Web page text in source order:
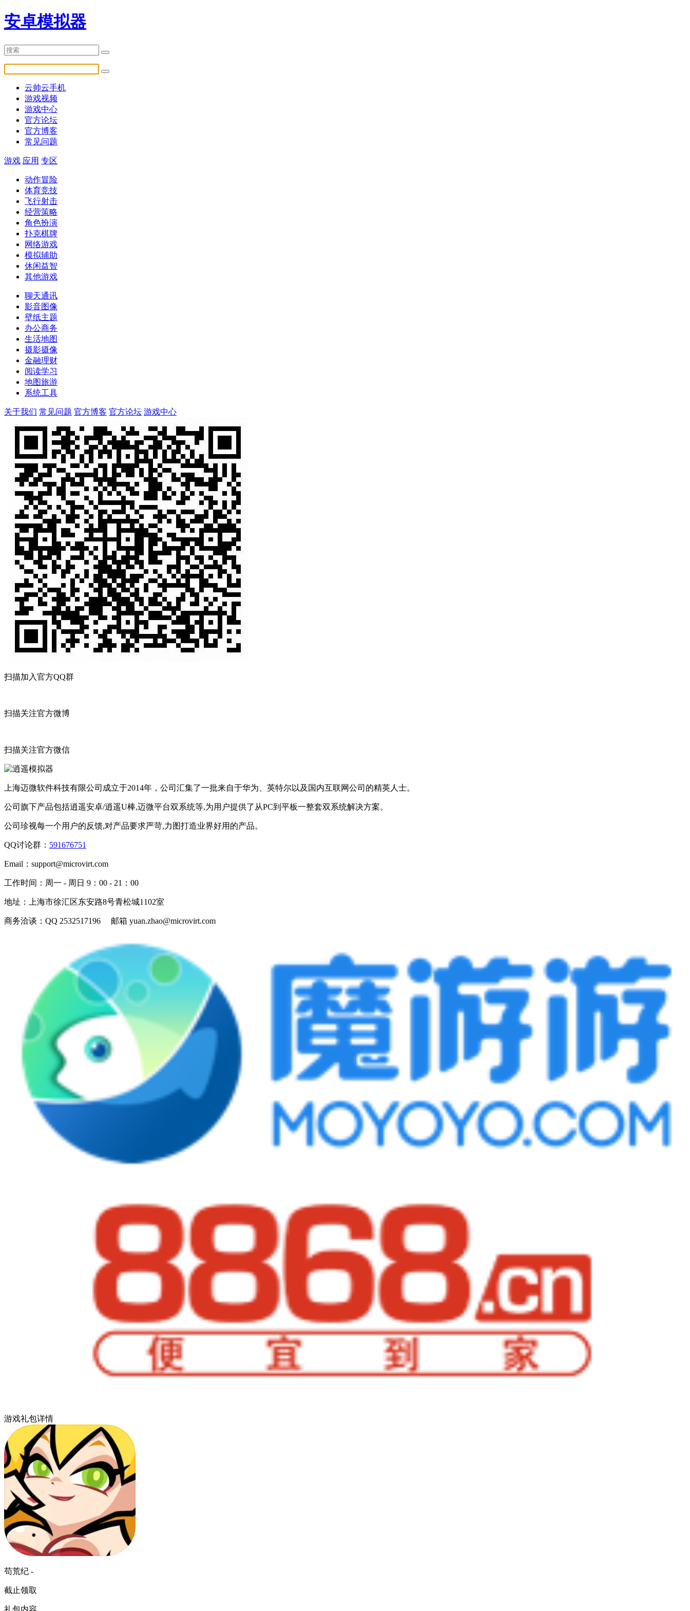
安卓模拟器
云帅云手机
游戏视频
游戏中心
官方论坛
官方博客
常见问题
游戏 应用 专区
动作冒险
体育竞技
飞行射击
经营策略
角色扮演
扑克棋牌
网络游戏
模拟辅助
休闲益智
其他游戏
聊天通讯
影音图像
壁纸主题
办公商务
生活地图
摄影摄像
金融理财
阅读学习
地图旅游
系统工具
关于我们 常见问题 官方博客 官方论坛 游戏中心
扫描加入官方QQ群
扫描关注官方微博
扫描关注官方微信
上海迈微软件科技有限公司成立于2014年，公司汇集了一批来自于华为、英特尔以及国内互联网公司的精英人士。
公司旗下产品包括逍遥安卓/逍遥U棒,迈微平台双系统等,为用户提供了从PC到平板一整套双系统解决方案。
公司珍视每一个用户的反馈,对产品要求严苛,力图打造业界好用的产品。
QQ讨论群： 591676751
Email： support@microvirt.com
工作时间： 周一 - 周日 9：00 - 21：00
地址： 上海市徐汇区东安路8号青松城1102室
商务洽谈： QQ 2532517196 邮箱 yuan.zhao@microvirt.com
游戏礼包详情
苟荒纪 -
截止领取
礼包内容